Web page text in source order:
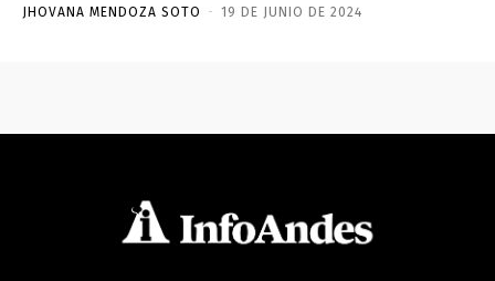
JHOVANA MENDOZA SOTO - 19 DE JUNIO DE 2024